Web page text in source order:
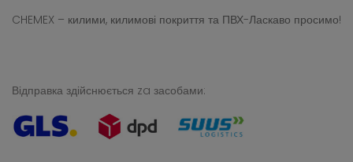
CHEMEX – килими, килимові покриття та ПВХ-Ласкаво просимо!
Відправка здійснюється za засобами: